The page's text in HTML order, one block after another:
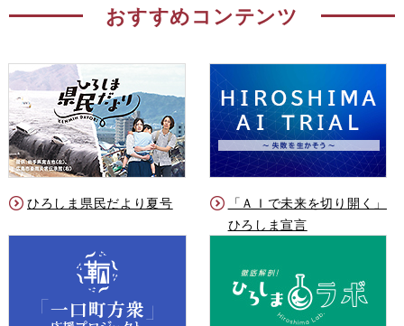
おすすめコンテンツ
ひろしま県民だより夏号
「ＡＩで未来を切り開く」
ひろしま宣言